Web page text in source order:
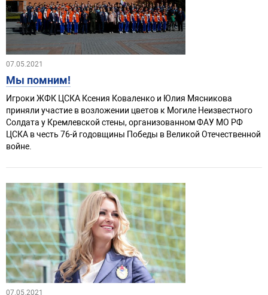
07.05.2021
Мы помним!
Игроки ЖФК ЦСКА Ксения Коваленко и Юлия Мясникова
приняли участие в возложении цветов к Могиле Неизвестного
Солдата у Кремлевской стены, организованном ФАУ МО РФ
ЦСКА в честь 76-й годовщины Победы в Великой Отечественной
войне.
07.05.2021